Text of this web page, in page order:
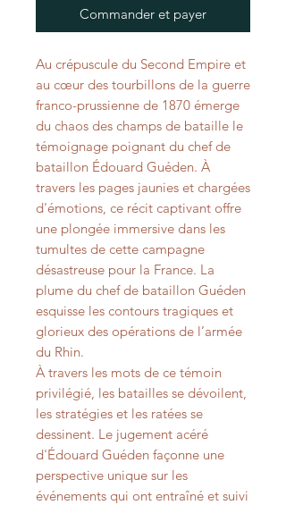
Commander et payer
Au crépuscule du Second Empire et
au cœur des tourbillons de la guerre
franco-prussienne de 1870 émerge
du chaos des champs de bataille le
témoignage poignant du chef de
bataillon Édouard Guéden. À
travers les pages jaunies et chargées
d'émotions, ce récit captivant offre
une plongée immersive dans les
tumultes de cette campagne
désastreuse pour la France. La
plume du chef de bataillon Guéden
esquisse les contours tragiques et
glorieux des opérations de l’armée
du Rhin.
À travers les mots de ce témoin
privilégié, les batailles se dévoilent,
les stratégies et les ratées se
dessinent. Le jugement acéré
d'Édouard Guéden façonne une
perspective unique sur les
événements qui ont entraîné et suivi